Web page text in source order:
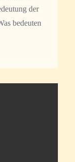
der
bedeuten